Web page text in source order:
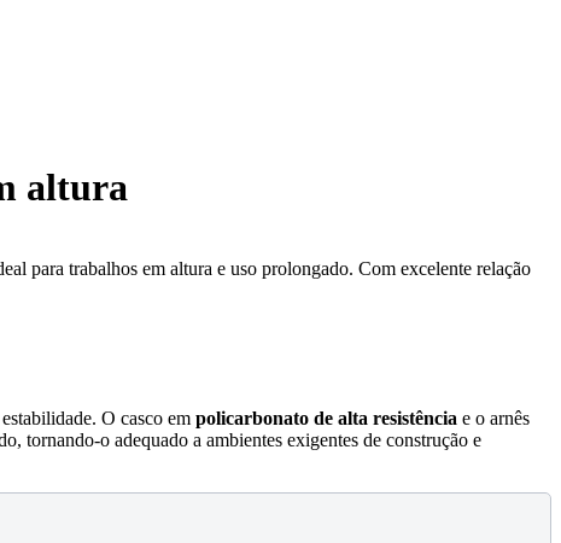
altura
para trabalhos em altura e uso prolongado. Com excelente relação
O casco em policarbonato de alta resistência e o arnês
tornando-o adequado a ambientes exigentes de construção e